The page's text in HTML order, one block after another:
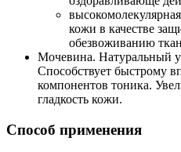
кожи в качестве
обезвоживанию
Мочевина. Натуральный
Способствует быстрому
компонентов тоника.
гладкость кожи.
Способ применения